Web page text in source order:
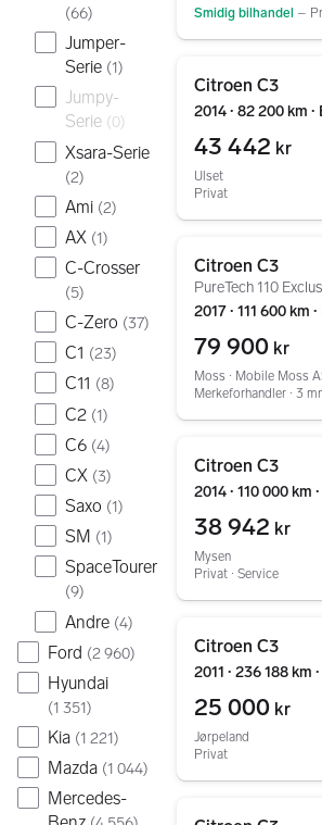
(66)
Jumper-
Serie (1)
Jumpy-
Serie (0)
Xsara-Serie
(2)
Ami (2)
AX (1)
C-Crosser
(5)
C-Zero (37)
C1 (23)
C11 (8)
C2 (1)
C6 (4)
CX (3)
Saxo (1)
SM (1)
SpaceTourer
(9)
Andre (4)
Ford (2 960)
Hyundai
(1 351)
Kia (1 221)
Mazda (1 044)
Mercedes-
Smidig bilhandel –
Citroen C3
2014 ∙ 82 200 km
43 442 kr
Ulset
Privat
Citroen C3
2017 ∙ 111 600 km
79 900 kr
Moss ∙ Mobile Moss
Citroen C3
2014 ∙ 110 000 km
38 942 kr
Mysen
Privat ∙ Service
Citroen C3
2011 ∙ 236 188 km
25 000 kr
Jørpeland
Privat